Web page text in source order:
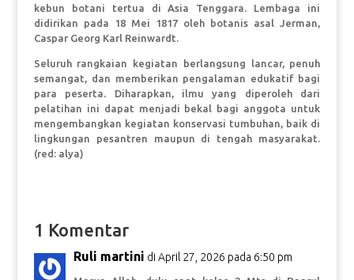
kebun botani tertua di Asia Tenggara. Lembaga ini
didirikan pada 18 Mei 1817 oleh botanis asal Jerman,
Caspar Georg Karl Reinwardt.
Seluruh rangkaian kegiatan berlangsung lancar, penuh
semangat, dan memberikan pengalaman edukatif bagi
para peserta. Diharapkan, ilmu yang diperoleh dari
pelatihan ini dapat menjadi bekal bagi anggota untuk
mengembangkan kegiatan konservasi tumbuhan, baik di
lingkungan pesantren maupun di tengah masyarakat.
(red: alya)
1 Komentar
Ruli martini di April 27, 2026 pada 6:50 pm